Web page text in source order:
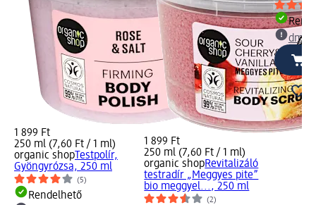
1 899 Ft
250 ml (7,60 Ft / 1 ml)
organic shopTestpolír,
Gyöngyrózsa, 250 ml
(5)
Rendelhető
1 899 Ft
250 ml (7,60 Ft / 1 ml)
organic shopRevitalizáló
testradír „Meggyes pite”
bio meggyel..., 250 ml
(2)
dm